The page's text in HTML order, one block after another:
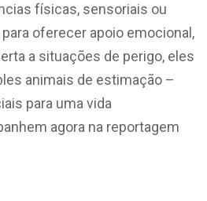
físicas, sensoriais ou
oferecer apoio emocional,
a situações de perigo, eles
animais de estimação –
para uma vida
agora na reportagem